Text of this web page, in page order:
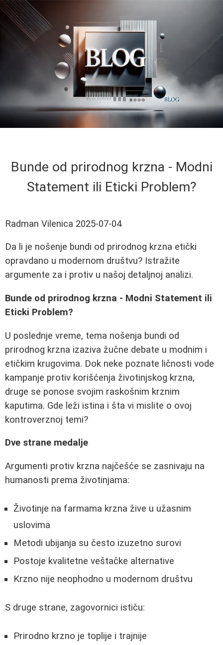
Bunde od prirodnog krzna - Modni
Statement ili Eticki Problem?
Radman Vilenica 2025-07-04
Da li je nošenje bundi od prirodnog krzna etički
opravdano u modernom društvu? Istražite
argumente za i protiv u našoj detaljnoj analizi.
Bunde od prirodnog krzna - Modni Statement ili
Eticki Problem?
U poslednje vreme, tema nošenja bundi od
prirodnog krzna izaziva žučne debate u modnim i
etičkim krugovima. Dok neke poznate ličnosti vode
kampanje protiv korišćenja životinjskog krzna,
druge se ponose svojim raskošnim krznim
kaputima. Gde leži istina i šta vi mislite o ovoj
kontroverznoj temi?
Dve strane medalje
Argumenti protiv krzna najčešće se zasnivaju na
humanosti prema životinjama:
Životinje na farmama krzna žive u užasnim
uslovima
Metodi ubijanja su često izuzetno surovi
Postoje kvalitetne veštačke alternative
Krzno nije neophodno u modernom društvu
S druge strane, zagovornici ističu:
Prirodno krzno je toplije i trajnije